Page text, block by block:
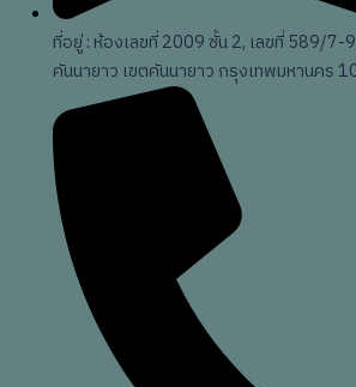
ที่อยู่ : ห้องเลขที่ 2009 ชั้น 2, เลขที่ 589/7-
คันนายาว เขตคันนายาว กรุงเทพมหานคร